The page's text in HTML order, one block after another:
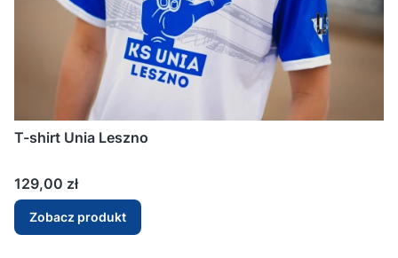
T-shirt Unia Leszno
Cena
129,00 zł
Zobacz produkt